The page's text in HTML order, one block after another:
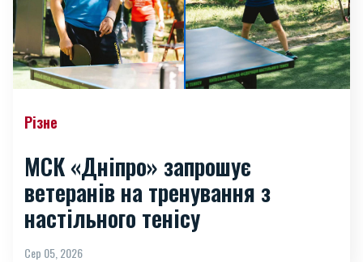
Різне
МСК «Дніпро» запрошує
ветеранів на тренування з
настільного тенісу
Сер 05, 2026